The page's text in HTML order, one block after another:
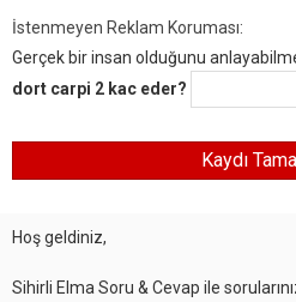
İstenmeyen Reklam Koruması:
Gerçek bir insan olduğunu
dort carpi 2 kac eder?
Hoş geldiniz,
Sihirli Elma Soru & Cevap ile